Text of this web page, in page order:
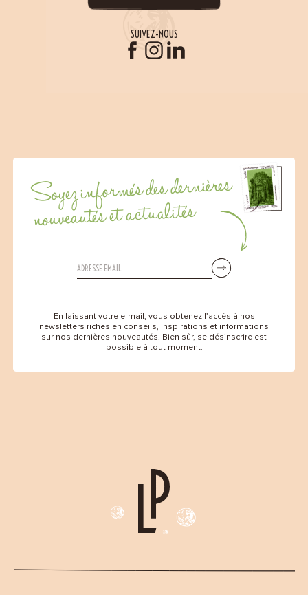
SUIVEZ-NOUS
Soyez informés des dernières
nouveautés et actualités
En laissant votre e-mail, vous obtenez l’accès à nos
newsletters riches en conseils, inspirations et informations
sur nos dernières nouveautés. Bien sûr, se désinscrire est
possible à tout moment.